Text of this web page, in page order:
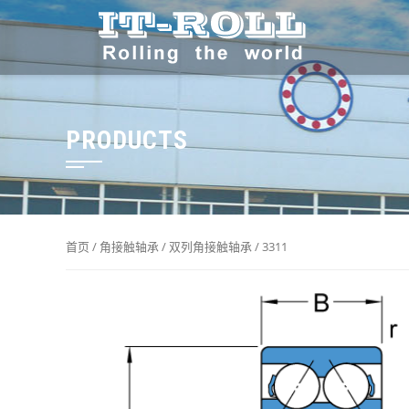
PRODUCTS
首页 / 角接触轴承/双列角接触轴承/ 3311